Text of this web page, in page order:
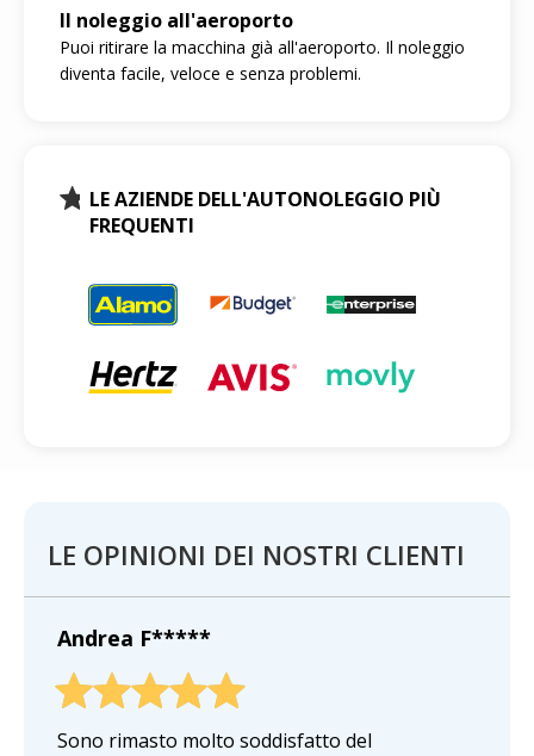
Il noleggio all'aeroporto
Puoi ritirare la macchina già all'aeroporto. Il noleggio
diventa facile, veloce e senza problemi.
LE AZIENDE DELL'AUTONOLEGGIO PIÙ
FREQUENTI
LE OPINIONI DEI NOSTRI CLIENTI
Andrea F*****
Sono rimasto molto soddisfatto del